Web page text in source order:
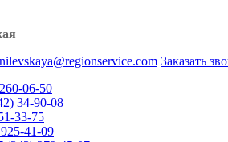
Заказать
06-50
34-90-08
33-75
41-09